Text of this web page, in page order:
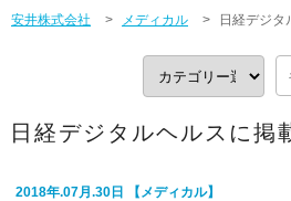
安井株式会社 > メディカル > 日経デジタ
日経デジタルヘルスに掲
2018年.07月.30日 【メディカル】